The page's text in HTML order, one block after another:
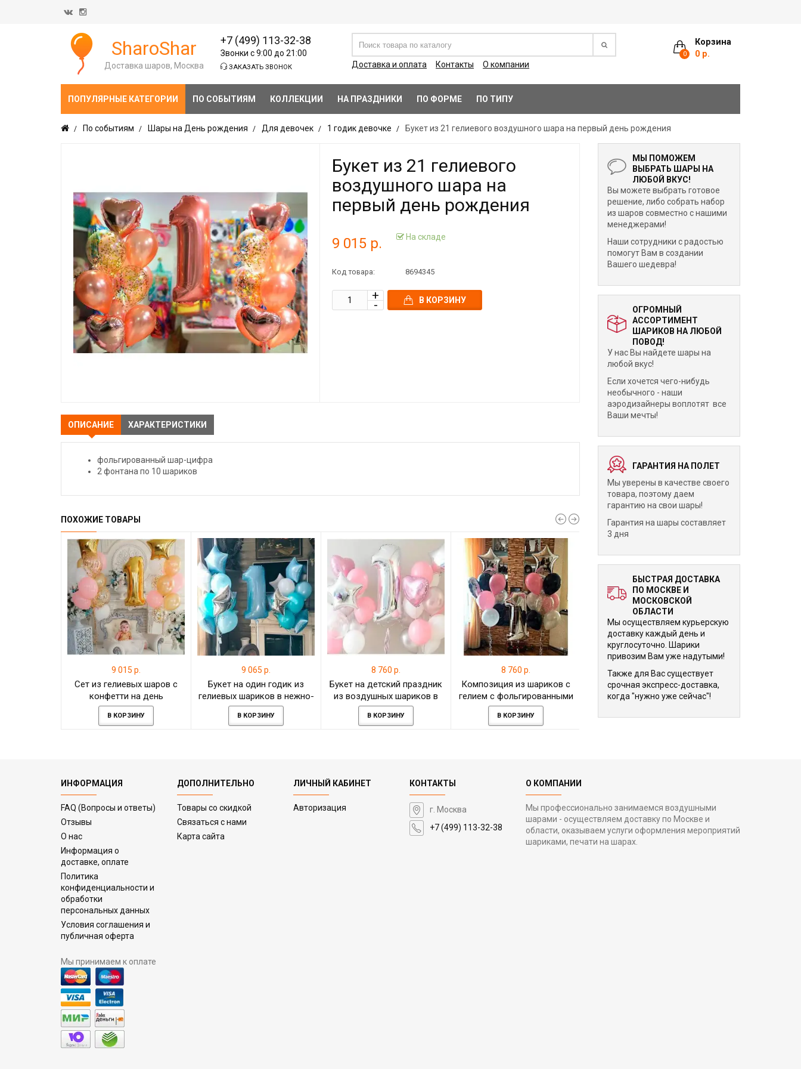
Корзина
0 0 р.
SharoShar
Доставка шаров, Москва
+7 (499) 113-32-38
Звонки с 9:00 до 21:00
ЗАКАЗАТЬ ЗВОНОК Доставка и оплата Контакты О компании
ПОПУЛЯРНЫЕ КАТЕГОРИИ ПО СОБЫТИЯМ КОЛЛЕКЦИИ НА ПРАЗДНИКИ ПО ФОРМЕ ПО ТИПУ
По событиям Шары на День рождения Для девочек 1 годик девочке Букет из 21 гелиевого воздушного шара на первый день рождения
Букет из 21 гелиевого
воздушного шара на
первый день рождения
9 015 р. На складе
Код товара: 8694345
В КОРЗИНУ
ОПИСАНИЕ ХАРАКТЕРИСТИКИ
фольгированный шар-цифра
2 фонтана по 10 шариков
ПОХОЖИЕ ТОВАРЫ
9 015 р.
Сет из гелиевых шаров с
конфетти на день
рождения ребёнку
В КОРЗИНУ
9 065 р.
Букет на один годик из
гелиевых шариков в нежно-
голубых тонах
В КОРЗИНУ
8 760 р.
Букет на детский праздник
из воздушных шариков в
нежных оттенках
В КОРЗИНУ
8 760 р.
Композиция из шариков с
гелием с фольгированными
элементами
В КОРЗИНУ
8 760 р.
Набор в синем цвете из
гелиевых шариков и
В КОРЗИНУ
Фонтан из
МЫ ПОМОЖЕМ
ВЫБРАТЬ ШАРЫ НА
ЛЮБОЙ ВКУС!
Вы можете выбрать готовое
решение, либо собрать набор
из шаров совместно с нашими
менеджерами!
Наши сотрудники с радостью
помогут Вам в создании
Вашего шедевра!
ОГРОМНЫЙ
АССОРТИМЕНТ
ШАРИКОВ НА ЛЮБОЙ
ПОВОД!
У нас Вы найдете шары на
любой вкус!
Если хочется чего-нибудь
необычного - наши
аэродизайнеры воплотят все
Ваши мечты!
ГАРАНТИЯ НА ПОЛЕТ
Мы уверены в качестве своего
товара, поэтому даем
гарантию на свои шары!
Гарантия на шары составляет
3 дня
БЫСТРАЯ ДОСТАВКА
ПО МОСКВЕ И
МОСКОВСКОЙ
ОБЛАСТИ
Мы осуществляем курьерскую
доставку каждый день и
круглосуточно. Шарики
привозим Вам уже надутыми!
Также для Вас существует
срочная экспресс-доставка,
когда "нужно уже сейчас"!
ИНФОРМАЦИЯ
FAQ (Вопросы и ответы)
Отзывы
О нас
Информация о
доставке, оплате
Политика
конфиденциальности и
обработки
персональных данных
Условия соглашения и
публичная оферта
Мы принимаем к оплате
ДОПОЛНИТЕЛЬНО
Товары со скидкой
Связаться с нами
Карта сайта
ЛИЧНЫЙ КАБИНЕТ
Авторизация
КОНТАКТЫ
г. Москва
+7 (499) 113-32-38
О КОМПАНИИ
Мы профессионально занимаемся воздушными
шарами - осуществляем доставку по Москве и
области, оказываем услуги оформления мероприятий
шариками, печати на шарах.